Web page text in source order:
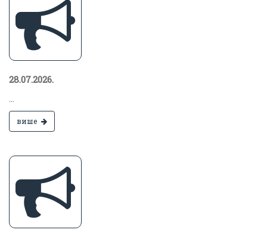
28.07.2026.
...
више